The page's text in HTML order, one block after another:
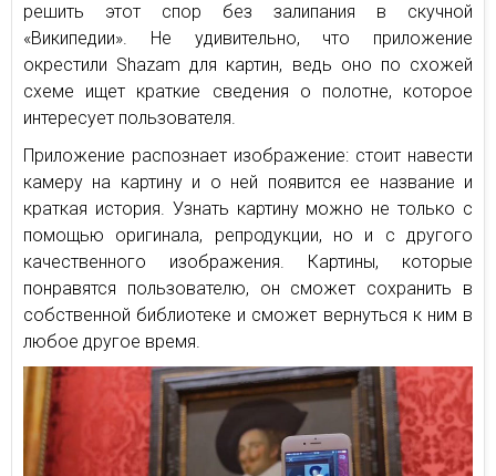
решить этот спор без залипания в скучной
«Википедии». Не удивительно, что приложение
окрестили Shazam для картин, ведь оно по схожей
схеме ищет краткие сведения о полотне, которое
интересует пользователя.
Приложение распознает изображение: стоит навести
камеру на картину и о ней появится ее название и
краткая история. Узнать картину можно не только с
помощью оригинала, репродукции, но и с другого
качественного изображения. Картины, которые
понравятся пользователю, он сможет сохранить в
собственной библиотеке и сможет вернуться к ним в
любое другое время.